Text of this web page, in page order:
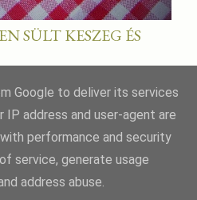
SÜLT KESZEG ÉS
Blogger
Google to deliver its services
IP address and user-agent are
performance and security
service, generate usage
address abuse.